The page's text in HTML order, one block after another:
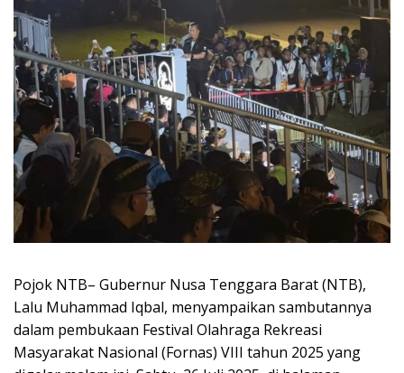
Pojok NTB– Gubernur Nusa Tenggara Barat (NTB),
Lalu Muhammad Iqbal, menyampaikan sambutannya
dalam pembukaan Festival Olahraga Rekreasi
Masyarakat Nasional (Fornas) VIII tahun 2025 yang